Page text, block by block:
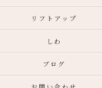
リフトアップ
しわ
ブログ